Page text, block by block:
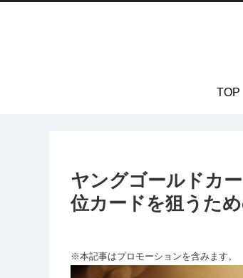
TOP
ヤングゴールドカ
位カードを狙うた
※本記事はプロモーションを含みます。